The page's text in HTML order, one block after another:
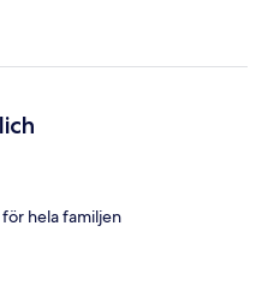
hela familjen